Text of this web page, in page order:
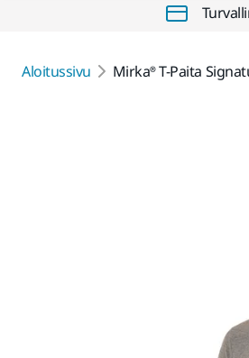
Aloitussivu Mirka® T-Paita